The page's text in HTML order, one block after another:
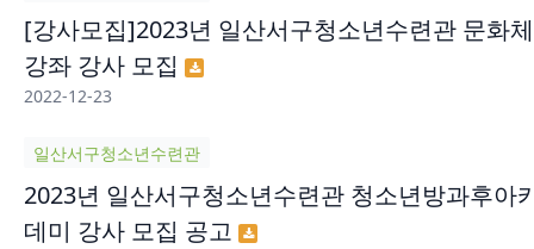
[강사모집]2023년 일산서구청소년수련관 문화
강좌 강사 모집
2022-12-23
일산서구청소년수련관
2023년 일산서구청소년수련관 청소년방과후아
데미 강사 모집 공고